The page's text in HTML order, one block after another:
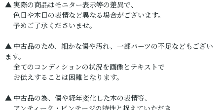
▲ 実際の商品はモニター表示等の差異で、
色目や木目の表情など異なる場合がございます。
予めご了承くださいませ。
▲ 中古品のため、細かな傷や汚れ、一部パーツの不足などもござい
ます。
全てのコンディションの状況を画像とテキストで
お伝えすることは困難となります。
▲ 中古品の為、傷や経年変化した木の表情等、